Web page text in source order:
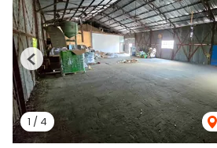
1 / 4
Previous